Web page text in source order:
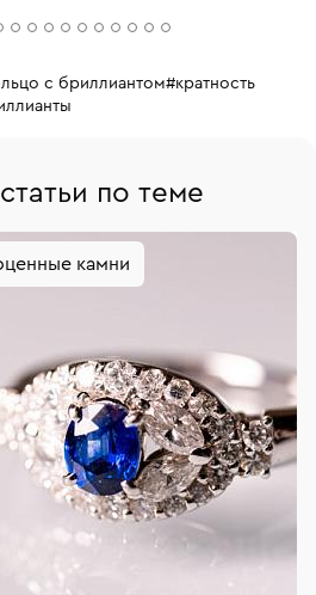
с бриллиантом#кратность
по теме
камни